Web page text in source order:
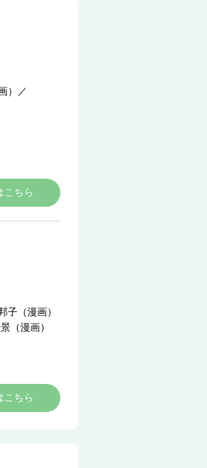
）
／
こちら
（漫画）
（漫画）
こちら